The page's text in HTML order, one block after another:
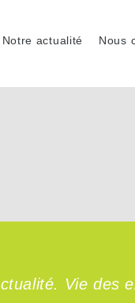
Notre actualité Nous
Vie des